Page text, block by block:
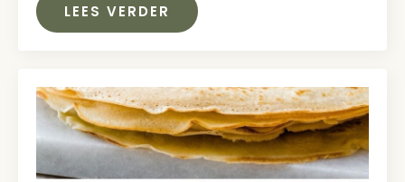
LEES VERDER